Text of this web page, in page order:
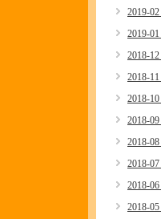
2019-02
2019-01
2018-12
2018-11
2018-10
2018-09
2018-08
2018-07
2018-06
2018-05